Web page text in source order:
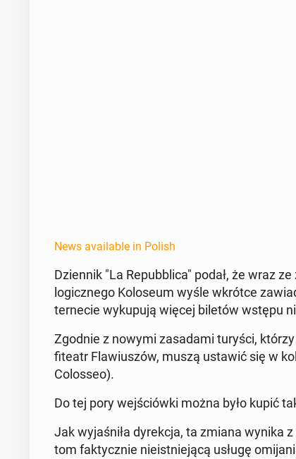
News available in Polish
Dzi­en­nik "La Re­pub­bli­ca" podał, że wraz
log­icznego Kolo­se­um wyśle wkrótce
ternecie wykupu­ją więcej biletów wstępu
Zgodnie z nowymi za­sada­mi turyści,
fiteatr Flaw­iuszów, muszą ustawić się w
Colosseo).
Do tej pory we­jś­ciów­ki można było kupić
Jak wy­jaśniła dyrekc­ja, ta zmiana wynika
tom fak­ty­cznie nieist­niejącą usługę